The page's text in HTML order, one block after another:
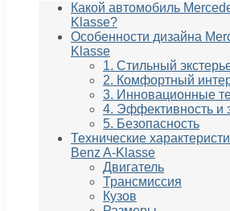
Какой автомобиль
Klasse?
Особенности дизайна
Klasse
1. Стильный
2. Комфортный
3. Инновационные
4. Эффективность и
5. Безопасность
Технические
Benz A-Klasse
Двигатель
Трансмиссия
Кузов